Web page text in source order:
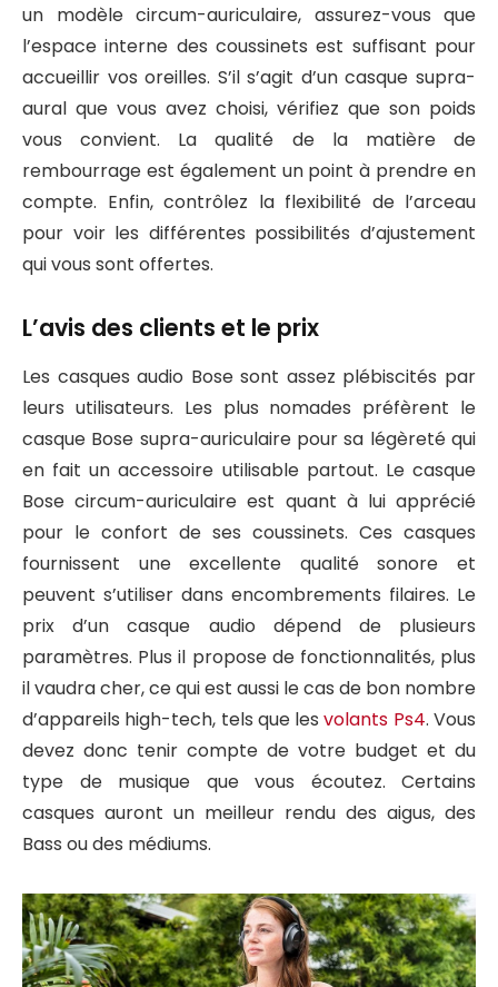
un modèle circum-auriculaire, assurez-vous que
l’espace interne des coussinets est suffisant pour
accueillir vos oreilles. S’il s’agit d’un casque supra-
aural que vous avez choisi, vérifiez que son poids
vous convient. La qualité de la matière de
rembourrage est également un point à prendre en
compte. Enfin, contrôlez la flexibilité de l’arceau
pour voir les différentes possibilités d’ajustement
qui vous sont offertes.
L’avis des clients et le prix
Les casques audio Bose sont assez plébiscités par
leurs utilisateurs. Les plus nomades préfèrent le
casque Bose supra-auriculaire pour sa légèreté qui
en fait un accessoire utilisable partout. Le casque
Bose circum-auriculaire est quant à lui apprécié
pour le confort de ses coussinets. Ces casques
fournissent une excellente qualité sonore et
peuvent s’utiliser dans encombrements filaires. Le
prix d’un casque audio dépend de plusieurs
paramètres. Plus il propose de fonctionnalités, plus
il vaudra cher, ce qui est aussi le cas de bon nombre
d’appareils high-tech, tels que lesvolants Ps4. Vous
devez donc tenir compte de votre budget et du
type de musique que vous écoutez. Certains
casques auront un meilleur rendu des aigus, des
Bass ou des médiums.